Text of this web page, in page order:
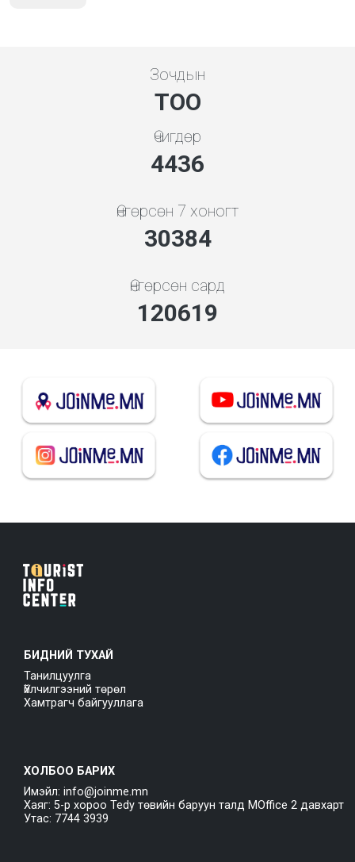
Зочдын
ТОО
Өчигдөр
4778
Өнгөрсөн 7 хоногт
32721
Өнгөрсөн сард
129898
БИДНИЙ ТУХАЙ
Танилцуулга
Үйлчилгээний төрөл
Хамтрагч байгууллага
ХОЛБОО БАРИХ
Имэйл: info@joinme.mn
Хаяг: 5-р хороо Tedy төвийн баруун талд MOffice 2 давхарт
Утас: 7744 3939